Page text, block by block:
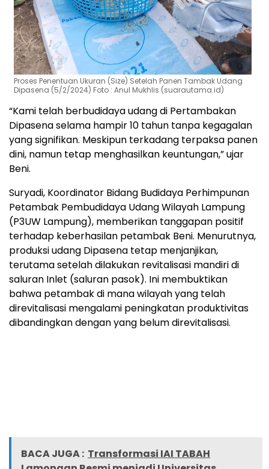
Proses Penentuan Ukuran (Size) Setelah Panen Tambak Udang
Dipasena (5/2/2024) Foto : Anul Mukhlis (suarautama.id)
“Kami telah berbudidaya udang di Pertambakan
Dipasena selama hampir 10 tahun tanpa kegagalan
yang signifikan. Meskipun terkadang terpaksa panen
dini, namun tetap menghasilkan keuntungan,” ujar
Beni.
Suryadi, Koordinator Bidang Budidaya Perhimpunan
Petambak Pembudidaya Udang Wilayah Lampung
(P3UW Lampung), memberikan tanggapan positif
terhadap keberhasilan petambak Beni. Menurutnya,
produksi udang Dipasena tetap menjanjikan,
terutama setelah dilakukan revitalisasi mandiri di
saluran Inlet (saluran pasok). Ini membuktikan
bahwa petambak di mana wilayah yang telah
direvitalisasi mengalami peningkatan produktivitas
dibandingkan dengan yang belum direvitalisasi.
BACA JUGA : Transformasi IAI TABAH